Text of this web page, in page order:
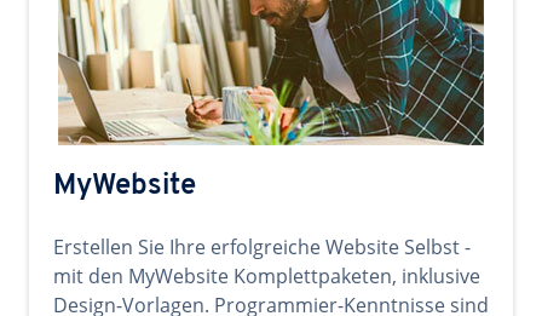
MyWebsite
Erstellen Sie Ihre erfolgreiche Website Selbst -
mit den MyWebsite Komplettpaketen, inklusive
Design-Vorlagen. Programmier-Kenntnisse sind